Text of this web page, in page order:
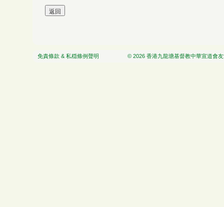
免責條款 & 私穏條例聲明 © 2026 香港九龍塘基督教中華宣道會友愛